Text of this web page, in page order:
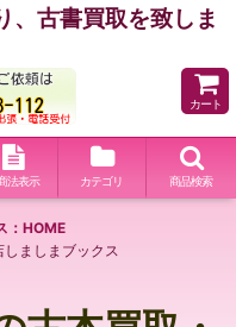
、古書買取を致しま
カート
法表示 カテゴリ 商品検索
：HOME
ましまブックス